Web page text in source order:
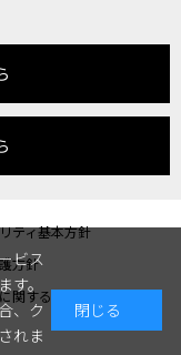
ティ基本方針
方針
関する表記
ビス
す。
、ク
れま
閉じる